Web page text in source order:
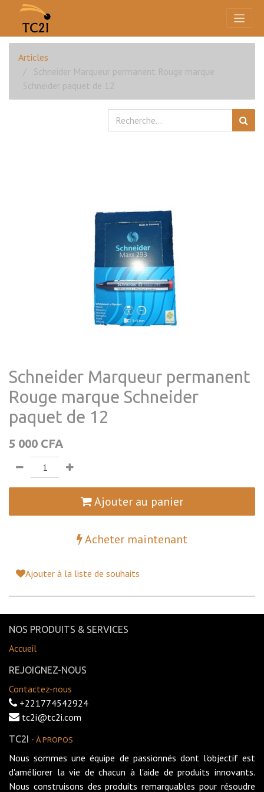
Articles
Schneider Marqueur permanent Rouge marque
Schneider paquet de 12
Schneider Marqueur permanent
Rouge marque Schneider
paquet de 12
5 000 CFA
Ajouter au panier
Acheter maintenant
Ajouter à la liste de souhaits
NOS PRODUITS & SERVICES
Accueil
REJOIGNEZ-NOUS
Contactez-nous
+221774542924
tc2i@tc2i.com
TC2I - À PROPOS
Nous sommes une équipe de passionnés dont l'objectif est
d'améliorer la vie de chacun à l'aide de produits innovants.
Nous construisons des produits remarquables pour résoudre